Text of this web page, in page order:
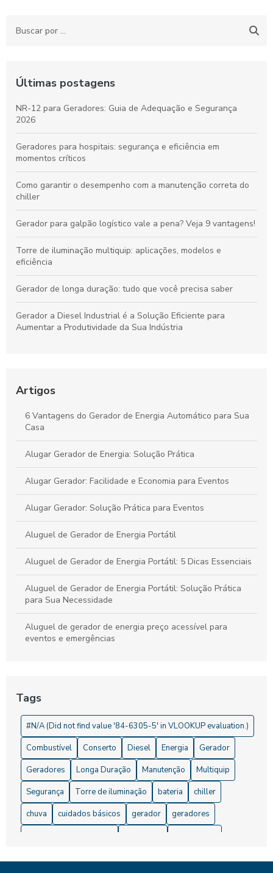
Últimas postagens
NR-12 para Geradores: Guia de Adequação e Segurança
2026
Geradores para hospitais: segurança e eficiência em
momentos críticos
Como garantir o desempenho com a manutenção correta do
chiller
Gerador para galpão logístico vale a pena? Veja 9 vantagens!
Torre de iluminação multiquip: aplicações, modelos e
eficiência
Gerador de longa duração: tudo que você precisa saber
Gerador a Diesel Industrial é a Solução Eficiente para
Aumentar a Produtividade da Sua Indústria
Conserto de gerador de energia: saiba como prolongar a vida
Como Alugar um Gerador Diário e Evitar Surpresas
Artigos
6 Vantagens do Gerador de Energia Automático para Sua
Casa
Alugar Gerador de Energia: Solução Prática
Alugar Gerador: Facilidade e Economia para Eventos
Alugar Gerador: Solução Prática para Eventos
Aluguel de Gerador de Energia Portátil
Aluguel de Gerador de Energia Portátil: 5 Dicas Essenciais
Aluguel de Gerador de Energia Portátil: Solução Prática
para Sua Necessidade
Aluguel de gerador de energia preço acessível para
eventos e emergências
Aluguel de Gerador de Energia Preço: O Que Você Precisa
Saber
Aluguel de gerador de energia valor que cabe no seu bolso
Aluguel de Gerador de Energia Valor: Descubra Preços e
Vantagens
Aluguel de Gerador de Energia: 5 Dicas para Economizar
Aluguel de Gerador de Energia: Dicas de Preço
Aluguel de gerador de energia: preço acessível
Tags
#N/A (Did not find value '84-6305-5' in VLOOKUP evaluation.)
Combustível
Conserto Diesel Energia
Gerador
Geradores
Longa Duração Manutenção
Multiquip
Segurança
Torre de iluminação bateria
chiller
chuva
cuidados básicos gerador
geradores